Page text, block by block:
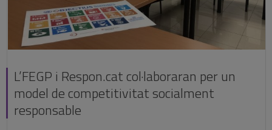
L’FEGP i Respon.cat col·laboraran per un
model de competitivitat socialment
responsable